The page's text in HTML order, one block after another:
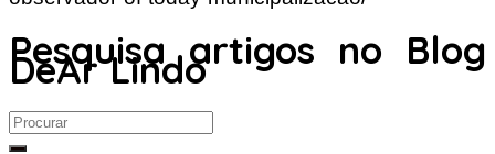
Pesquisa artigos no Blog
DeAr Lindo
Search
for: